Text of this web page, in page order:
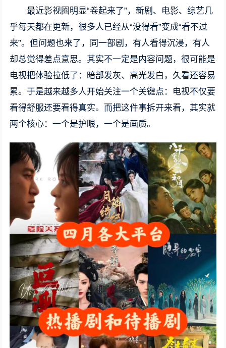
最近影视圈明显“卷起来了”，新剧、电影、综艺几
乎每天都在更新，很多人已经从“没得看”变成“看不过
来”。但问题也来了，同一部剧，有人看得沉浸，有人
却总觉得差点意思。其实不一定是内容问题，很可能是
电视把体验拉低了：暗部发灰、高光发白，久看还容易
累。于是越来越多人开始关注一个关键点：电视不仅要
看得舒服还要看得真实。而把这件事拆开来看，其实就
两个核心：一个是护眼，一个是画质。